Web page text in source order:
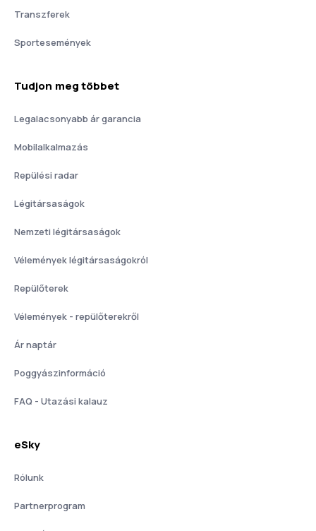
Transzferek
Sportesemények
Tudjon meg többet
Legalacsonyabb ár garancia
Mobilalkalmazás
Repülési radar
Légitársaságok
Nemzeti légitársaságok
Vélemények légitársaságokról
Repülőterek
Vélemények - repülőterekről
Ár naptár
Poggyászinformáció
FAQ - Utazási kalauz
eSky
Rólunk
Partnerprogram